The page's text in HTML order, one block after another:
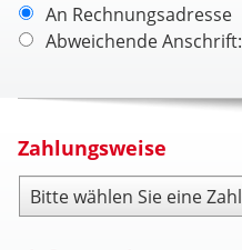
An Rechnungsadresse
Abweichende Anschrift:
Zahlungsweise
Zahlungsweise